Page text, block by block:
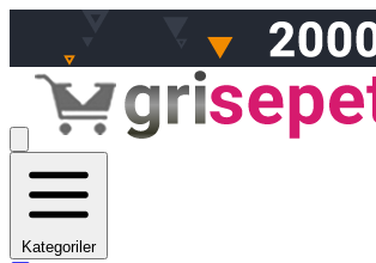
Kategoriler